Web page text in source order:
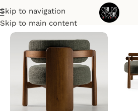
Skip to navigation
Skip to main content
Início Poltronas